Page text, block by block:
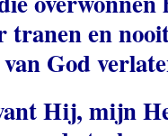
tranen en
God
Hij, mijn